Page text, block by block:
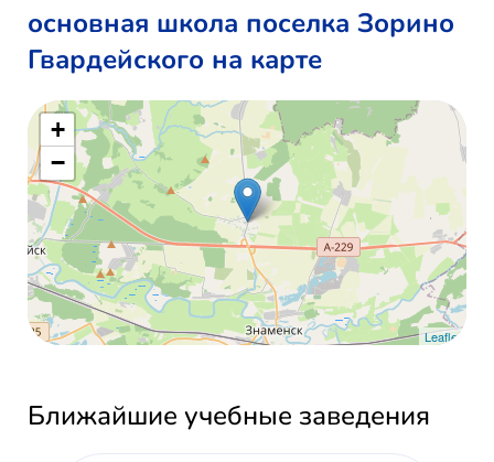
основная школа поселка Зорино
Гвардейского на карте
+
−
Leaflet
Ближайшие учебные заведения